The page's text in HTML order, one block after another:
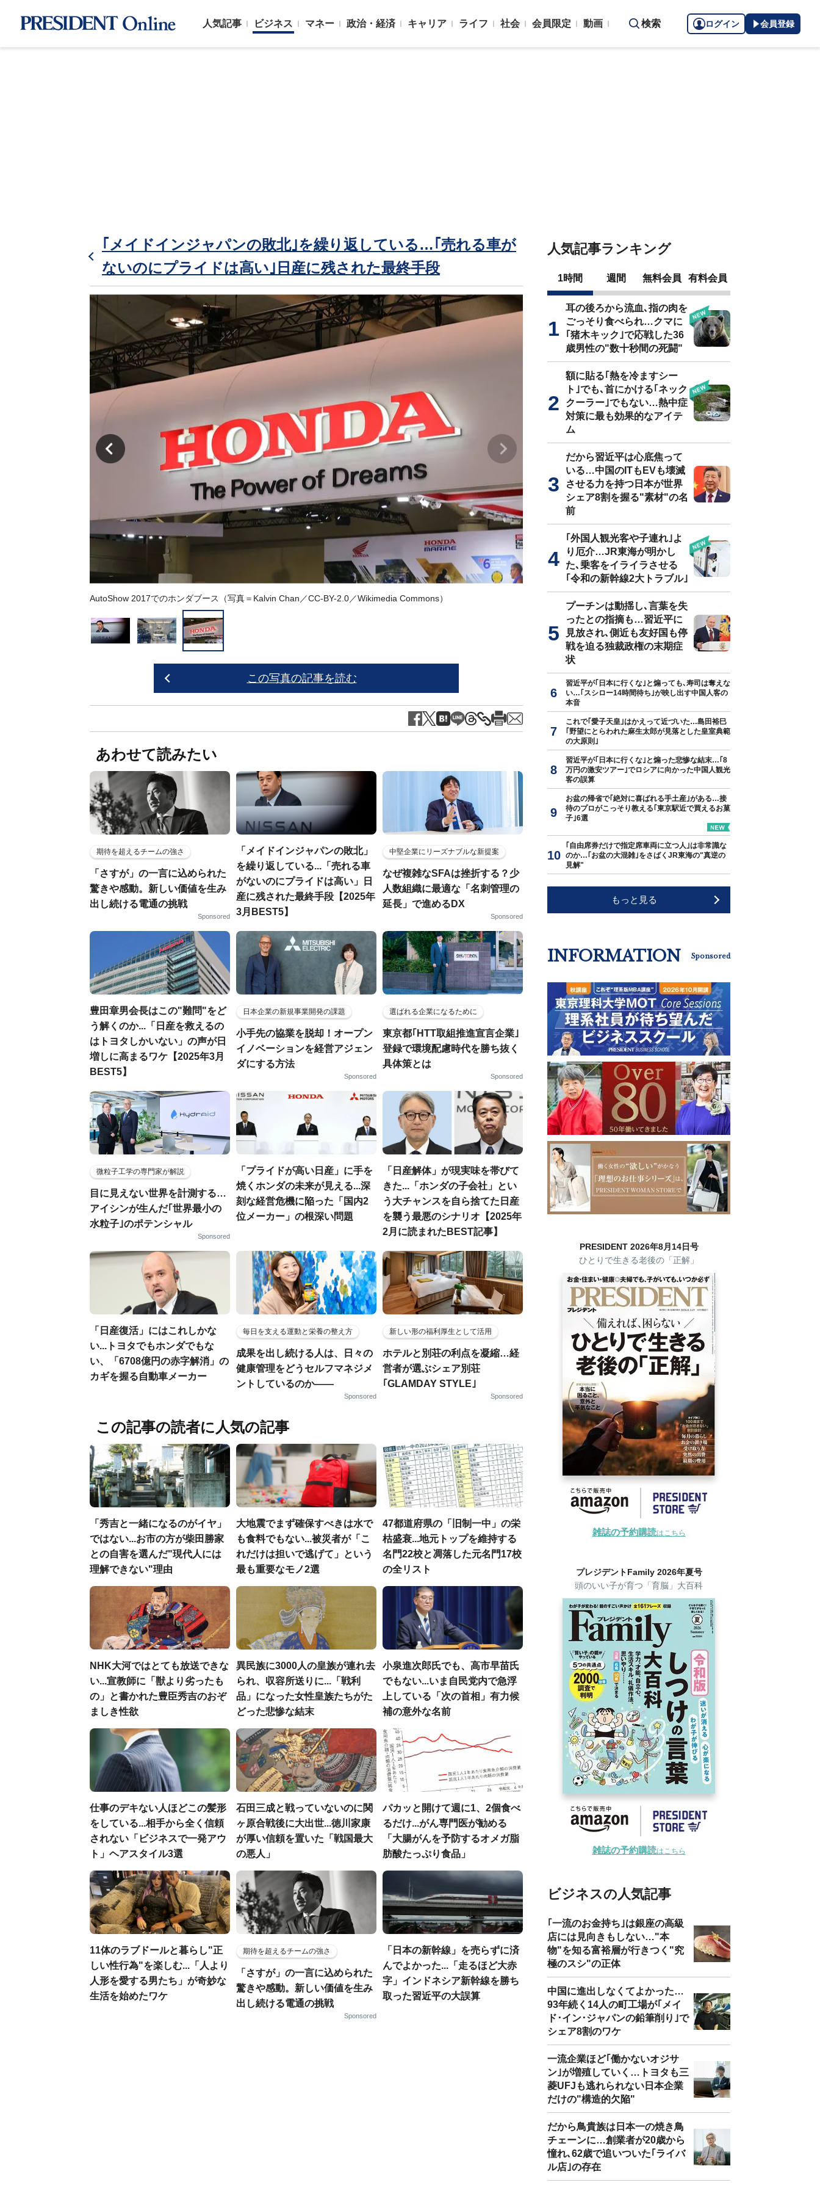
人気記事 ビジネス マネー 政治・経済 キャリア ライフ 社会 会員限定 動画 検索 ログイン 会員登録
｢メイドインジャパンの敗北｣を繰り返している…｢売れる車が
ないのにプライドは高い｣日産に残された最終手段
AutoShow 2017でのホンダブース（写真＝Kalvin Chan／CC-BY-2.0／Wikimedia Commons）
この写真の記事を読む
あわせて読みたい
期待を超えるチームの強さ
「さすが」の一言に込められた
驚きや感動。新しい価値を生み
出し続ける電通の挑戦
Sponsored
「メイドインジャパンの敗北」
を繰り返している...「売れる車
がないのにプライドは高い」日
産に残された最終手段【2025年
3月BEST5】
中堅企業にリーズナブルな新提案
なぜ複雑なSFAは挫折する？少
人数組織に最適な「名刺管理の
延長」で進めるDX
Sponsored
豊田章男会長はこの"難問"をど
う解くのか...「日産を救えるの
はトヨタしかいない」の声が日
増しに高まるワケ【2025年3月
BEST5】
日本企業の新規事業開発の課題
小手先の協業を脱却！オープン
イノベーションを経営アジェン
ダにする方法
Sponsored
選ばれる企業になるために
東京都｢HTT取組推進宣言企業｣
登録で環境配慮時代を勝ち抜く
具体策とは
Sponsored
微粒子工学の専門家が解説
目に見えない世界を計測する…
アイシンが生んだ｢世界最小の
水粒子｣のポテンシャル
Sponsored
「プライドが高い日産」に手を
焼くホンダの未来が見える...深
刻な経営危機に陥った「国内2
位メーカー」の根深い問題
「日産解体」が現実味を帯びて
きた...「ホンダの子会社」とい
う大チャンスを自ら捨てた日産
を襲う最悪のシナリオ【2025年
2月に読まれたBEST記事】
「日産復活」にはこれしかな
い...トヨタでもホンダでもな
い、「6708億円の赤字解消」の
カギを握る自動車メーカー
毎日を支える運動と栄養の整え方
成果を出し続ける人は、日々の
健康管理をどうセルフマネジメ
ントしているのか——
Sponsored
新しい形の福利厚生として活用
ホテルと別荘の利点を凝縮…経
営者が選ぶシェア別荘
｢GLAMDAY STYLE｣
Sponsored
この記事の読者に人気の記事
「秀吉と一緒になるのがイヤ」
ではない...お市の方が柴田勝家
との自害を選んだ"現代人には
理解できない"理由
大地震でまず確保すべきは水で
も食料でもない...被災者が「こ
れだけは担いで逃げて」という
最も重要なモノ2選
47都道府県の「旧制一中」の栄
枯盛衰...地元トップを維持する
名門22校と凋落した元名門17校
の全リスト
NHK大河ではとても放送できな
い...宣教師に「獣より劣ったも
の」と書かれた豊臣秀吉のおぞ
ましき性欲
異民族に3000人の皇族が連れ去
られ、収容所送りに...「戦利
品」になった女性皇族たちがた
どった悲惨な結末
小泉進次郎氏でも、高市早苗氏
でもない...いま自民党内で急浮
上している「次の首相」有力候
補の意外な名前
仕事のデキない人ほどこの髪形
をしている...相手から全く信頼
されない「ビジネスで一発アウ
ト」ヘアスタイル3選
石田三成と戦っていないのに関
ヶ原合戦後に大出世...徳川家康
が厚い信頼を置いた「戦国最大
の悪人」
パカッと開けて週に1、2個食べ
るだけ...がん専門医が勧める
「大腸がんを予防するオメガ脂
肪酸たっぷり食品」
11体のラブドールと暮らし"正
しい性行為"を楽しむ...「人より
人形を愛する男たち」が奇妙な
生活を始めたワケ
期待を超えるチームの強さ
「さすが」の一言に込められた
驚きや感動。新しい価値を生み
出し続ける電通の挑戦
Sponsored
「日本の新幹線」を売らずに済
んでよかった...「走るほど大赤
字」インドネシア新幹線を勝ち
取った習近平の大誤算
人気記事ランキング
1時間 週間 無料会員 有料会員
耳の後ろから流血､指の肉を
ごっそり食べられ…クマに
｢猪木キック｣で応戦した36
歳男性の"数十秒間の死闘"
額に貼る｢熱を冷ますシー
ト｣でも､首にかける｢ネック
クーラー｣でもない…熱中症
対策に最も効果的なアイテ
ム
だから習近平は心底焦って
いる…中国のITもEVも壊滅
させる力を持つ日本が世界
シェア8割を握る"素材"の名
前
｢外国人観光客や子連れ｣よ
り厄介…JR東海が明かし
た､乗客をイライラさせる
｢令和の新幹線2大トラブル｣
プーチンは動揺し､言葉を失
ったとの指摘も…習近平に
見放され､側近も友好国も停
戦を迫る独裁政権の末期症
状
習近平が｢日本に行くな｣と煽っても､寿司は奪えな
い…｢スシロー14時間待ち｣が映し出す中国人客の
本音
これで｢愛子天皇｣はかえって近づいた…島田裕巳
｢野望にとらわれた麻生太郎が見落とした皇室典範
の大原則｣
習近平が｢日本に行くな｣と煽った悲惨な結末…｢8
万円の激安ツアー｣でロシアに向かった中国人観光
客の誤算
お盆の帰省で｢絶対に喜ばれる手土産｣がある…接
待のプロがこっそり教える｢東京駅近で買えるお菓
子｣6選
｢自由席券だけで指定席車両に立つ人｣は非常識な
のか…｢お盆の大混雑｣をさばくJR東海の"真逆の
見解"
もっと見る
INFORMATION Sponsored
PRESIDENT 2026年8月14日号
ひとりで生きる老後の「正解」
雑誌の予約購読はこちら
プレジデントFamily 2026年夏号
頭のいい子が育つ「育脳」大百科
雑誌の予約購読はこちら
ビジネスの人気記事
｢一流のお金持ち｣は銀座の高級
店には見向きもしない…"本
物"を知る富裕層が行きつく"究
極のスシ"の正体
中国に進出しなくてよかった…
93年続く14人の町工場が｢メイ
ド･イン･ジャパンの鉛筆削り｣で
シェア8割のワケ
一流企業ほど｢働かないオジサ
ン｣が増殖していく…トヨタも三
菱UFJも逃れられない日本企業
だけの"構造的欠陥"
だから鳥貴族は日本一の焼き鳥
チェーンに…創業者が20歳から
憧れ､62歳で追いついた｢ライバ
ル店｣の存在